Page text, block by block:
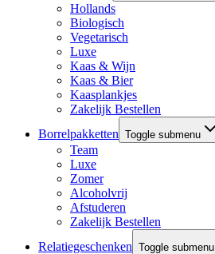
Hollands
Biologisch
Vegetarisch
Luxe
Kaas & Wijn
Kaas & Bier
Kaasplankjes
Zakelijk Bestellen
Borrelpakketten Toggle submenu
Team
Luxe
Zomer
Alcoholvrij
Afstuderen
Zakelijk Bestellen
Relatiegeschenken Toggle submenu